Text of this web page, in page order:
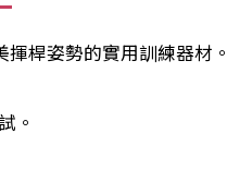
桿姿勢的實用訓練器材。
。